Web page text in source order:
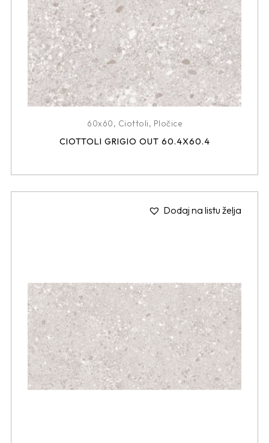
60x60, Ciottoli, Pločice
CIOTTOLI GRIGIO OUT 60.4X60.4
Dodaj na listu želja